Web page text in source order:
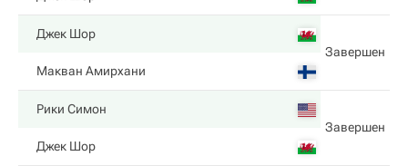
Джек Шор
Завершен
Макван Амирхани
Рики Симон
Завершен
Джек Шор